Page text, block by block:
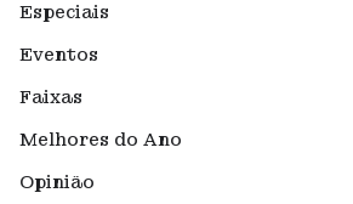
Especiais
Eventos
Faixas
Melhores do Ano
Opinião